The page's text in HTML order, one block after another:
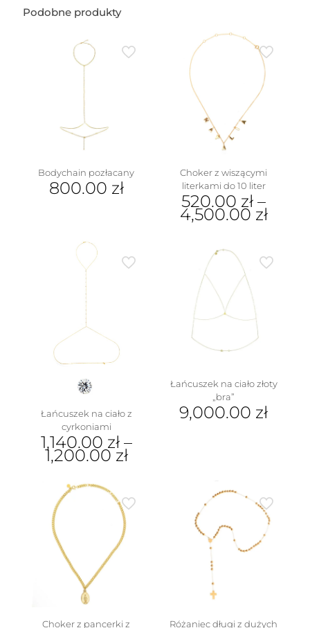
wzór2
Podobne produkty
Bodychain pozłacany
800.00 zł
Choker z wiszącymi
literkami do 10 liter
520.00 zł –
4,500.00 zł
ma
wiele
wariantów.
Opcje
można
wybrać
stronie
Łańcuszek na ciało z
cyrkoniami
1,140.00 zł–
1,200.00 zł
produkt
wariantów.
można
wybrać
na
stronie
produktu
Łańcuszek na ciało złoty
„bra”
9,000.00 zł
Choker z pancerki z Różaniec długi z dużych